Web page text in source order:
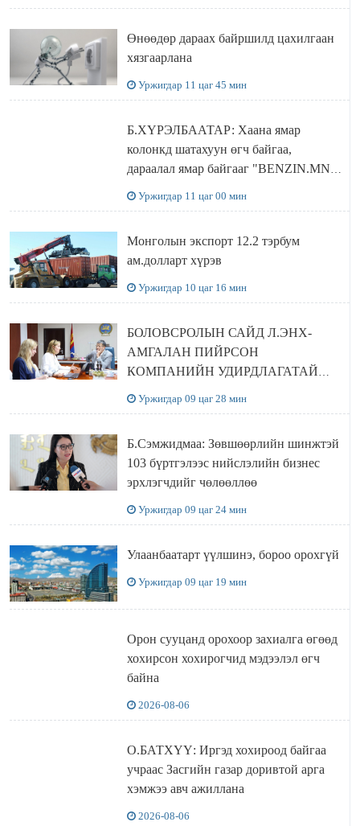
Өнөөдөр дараах байршилд цахилгаан
хязгаарлана
Уржигдар 11 цаг 45 мин
Б.ХҮРЭЛБААТАР: Хаана ямар
колонкд шатахуун өгч байгаа,
дараалал ямар байгааг "BENZIN.MN”
Уржигдар 11 цаг 00 мин
Монголын экспорт 12.2 тэрбум
ам.долларт хүрэв
Уржигдар 10 цаг 16 мин
БОЛОВСРОЛЫН САЙД Л.ЭНХ-
АМГАЛАН ПИЙРСОН
КОМПАНИЙН УДИРДЛАГАТАЙ
Уржигдар 09 цаг 28 мин
Б.Сэмжидмаа: Зөвшөөрлийн шинжтэй
103 бүртгэлээс нийслэлийн бизнес
эрхлэгчдийг чөлөөллөө
Уржигдар 09 цаг 24 мин
Улаанбаатарт үүлшинэ, бороо орохгүй
Уржигдар 09 цаг 19 мин
Орон сууцанд орохоор захиалга өгөөд
хохирсон хохирогчид мэдээлэл өгч
байна
2026-08-06
О.БАТХҮҮ: Иргэд хохироод байгаа
учраас Засгийн газар доривтой арга
хэмжээ авч ажиллана
2026-08-06